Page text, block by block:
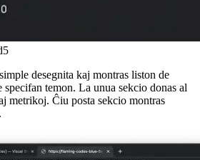
specifan temon. La unua sekcio donas al